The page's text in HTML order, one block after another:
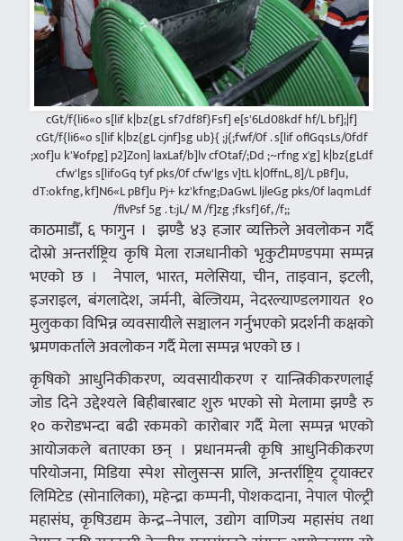
cGt/f{li6«o s[lif k|bz{gL sf7df8f}Fsf] e[s'6Ld08kdf hf/L bf];|f]
cGt/f{li6«o s[lif k|bz{gL cjnf]sg ub}{ ;j{;fwf/0f . s[lif oflGqsLs/0fdf
;xof]u k'¥ofpg] p2]Zon] laxLaf/b]lv cfOtaf/;Dd ;~rfng x'g] k|bz{gLdf
cfw'lgs s[lifoGq tyf pks/0f cfw'lgs v]tL k|0ffnL, 8]/L pBf]u,
dT:okfng, kf]N6«L pBf]u Pj+ kz'kfng;DaGwL ljleGg pks/0f laqmLdf
/flvPsf 5g . t:jL/ M /f]zg ;fksf]6f, /f;;
काठमाडौँ, ६ फागुन । झण्डै ४३ हजार व्यक्तिले अवलोकन गर्दै
दोस्रो अन्तर्राष्ट्रिय कृषि मेला राजधानीको भृकुटीमण्डपमा सम्पन्न
भएको छ । नेपाल, भारत, मलेसिया, चीन, ताइवान, इटली,
इजराइल, बंगलादेश, जर्मनी, बेल्जियम, नेदरल्याण्डलगायत १०
मुलुकका विभिन्न व्यवसायीले सञ्चालन गर्नुभएको प्रदर्शनी कक्षको
भ्रमणकर्ताले अवलोकन गर्दै मेला सम्पन्न भएको छ ।
कृषिको आधुनिकीकरण, व्यवसायीकरण र यान्त्रिकीकरणलाई
जोड दिने उद्देश्यले बिहीबारबाट शुरु भएको सो मेलामा झण्डै रु
१० करोडभन्दा बढी रकमको कारोबार गर्दै मेला सम्पन्न भएको
आयोजकले बताएका छन् । प्रधानमन्त्री कृषि आधुनिकीकरण
परियोजना, मिडिया स्पेश सोलुसन्स प्रालि, अन्तर्राष्ट्रिय ट्र्याक्टर
लिमिटेड (सोनालिका), महेन्द्रा कम्पनी, पोशकदाना, नेपाल पोल्ट्री
महासंघ, कृषिउद्यम केन्द्र–नेपाल, उद्योग वाणिज्य महासंघ तथा